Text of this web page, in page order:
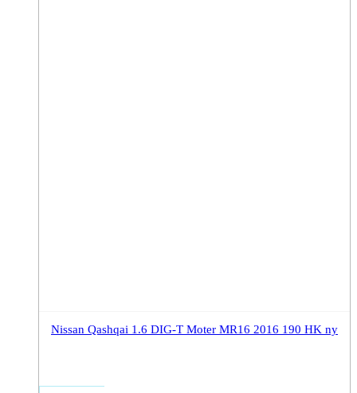
Nissan Qashqai 1.6 DIG-T Moter MR16 2016 190 HK ny